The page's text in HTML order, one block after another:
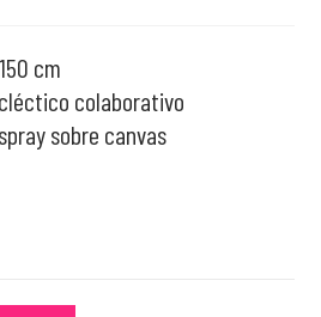
cm
colaborativo
sobre canvas